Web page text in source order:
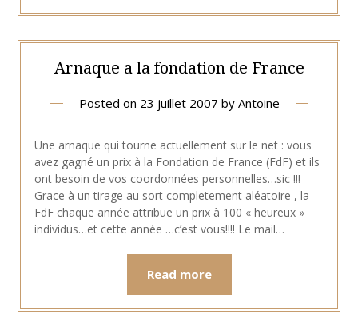
Arnaque a la fondation de France
Posted on 23 juillet 2007 by Antoine
Une arnaque qui tourne actuellement sur le net : vous
avez gagné un prix à la Fondation de France (FdF) et ils
ont besoin de vos coordonnées personnelles…sic !!!
Grace à un tirage au sort completement aléatoire , la
FdF chaque année attribue un prix à 100 « heureux »
individus…et cette année …c’est vous!!!! Le mail…
Read more